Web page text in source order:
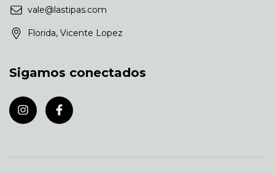
vale@lastipas.com
Florida, Vicente Lopez
Sigamos conectados